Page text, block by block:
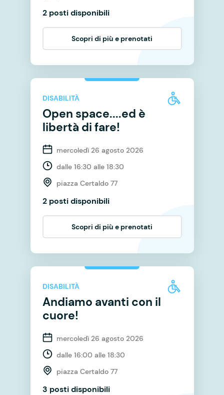
2 posti disponibili
Scopri di più e prenotati
DISABILITÀ
Open space....ed è
libertà di fare!
mercoledì 26 agosto 2026
dalle 16:30 alle 18:30
piazza Certaldo 77
2 posti disponibili
Scopri di più e prenotati
DISABILITÀ
Andiamo avanti con il
cuore!
mercoledì 26 agosto 2026
dalle 16:00 alle 18:30
piazza Certaldo 77
3 posti disponibili